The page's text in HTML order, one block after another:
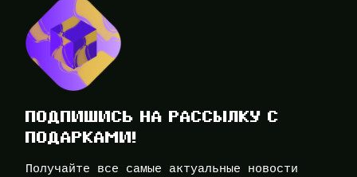
ПОДПИШИСЬ НА РАССЫЛКУ С
ПОДАРКАМИ!
Получайте все самые актуальные новости